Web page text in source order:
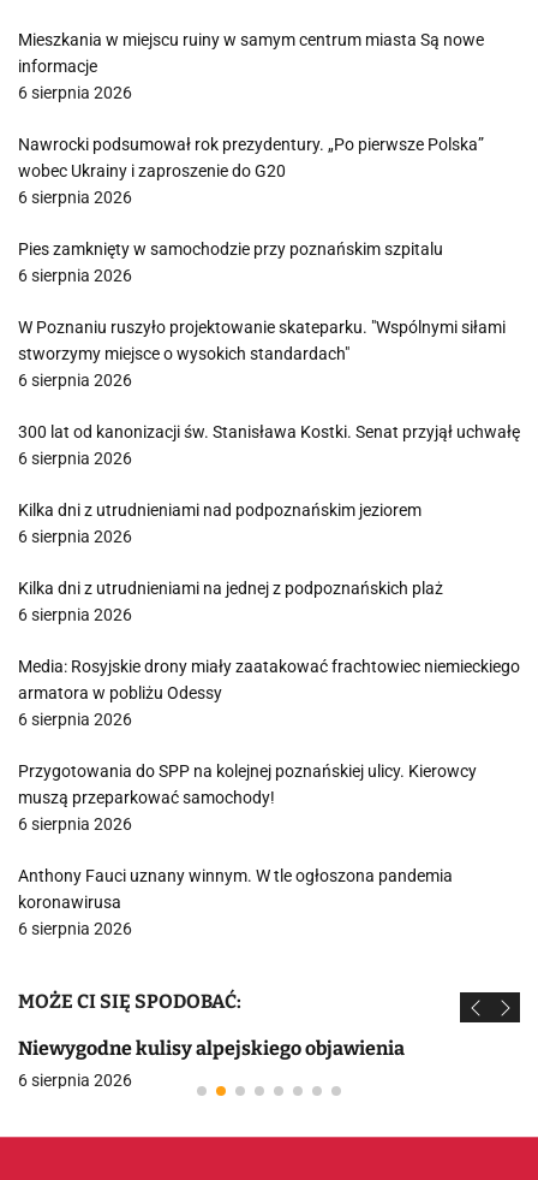
Mieszkania w miejscu ruiny w samym centrum miasta Są nowe
informacje
6 sierpnia 2026
Nawrocki podsumował rok prezydentury. „Po pierwsze Polska”
wobec Ukrainy i zaproszenie do G20
6 sierpnia 2026
Pies zamknięty w samochodzie przy poznańskim szpitalu
6 sierpnia 2026
W Poznaniu ruszyło projektowanie skateparku. "Wspólnymi siłami
stworzymy miejsce o wysokich standardach"
6 sierpnia 2026
300 lat od kanonizacji św. Stanisława Kostki. Senat przyjął uchwałę
6 sierpnia 2026
Kilka dni z utrudnieniami nad podpoznańskim jeziorem
6 sierpnia 2026
Kilka dni z utrudnieniami na jednej z podpoznańskich plaż
6 sierpnia 2026
Media: Rosyjskie drony miały zaatakować frachtowiec niemieckiego
armatora w pobliżu Odessy
6 sierpnia 2026
Przygotowania do SPP na kolejnej poznańskiej ulicy. Kierowcy
muszą przeparkować samochody!
6 sierpnia 2026
Anthony Fauci uznany winnym. W tle ogłoszona pandemia
koronawirusa
6 sierpnia 2026
MOŻE CI SIĘ SPODOBAĆ:
Niewygodne kulisy alpejskiego objawienia
6 sierpnia 2026